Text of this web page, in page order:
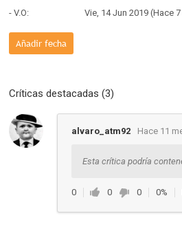
- V.O:
Vie, 14 Jun 2019 (Hace
Añadir fecha
Críticas destacadas (3)
alvaro_atm92 Hace 11
Esta crítica podría
0 0 0 0%